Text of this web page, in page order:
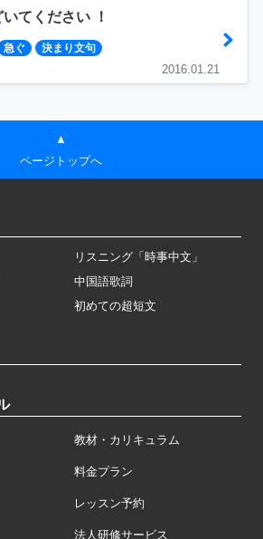
てください ！
急ぐ 決まり文句
2016.01.21
▲
ページトップへ
リスニング「時事中文」
中国語歌詞
初めての超短文
教材・カリキュラム
料金プラン
レッスン予約
法人研修サービス